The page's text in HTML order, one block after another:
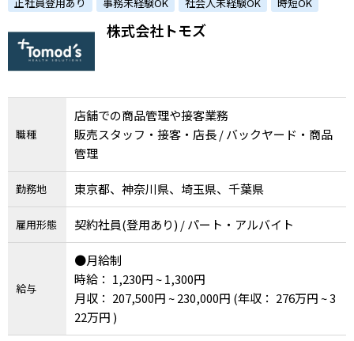
株式会社トモズ
職種
店舗での商品管理や接客業務
販売スタッフ・接客・店長 / バックヤード・商品
管理
勤務地 東京都、神奈川県、埼玉県、千葉県
雇用形態 契約社員(登用あり) / パート・アルバイト
給与
●月給制
時給： 1,230円 ~ 1,300円
月収： 207,500円 ~ 230,000円 (年収： 276万円 ~ 3
22万円 )